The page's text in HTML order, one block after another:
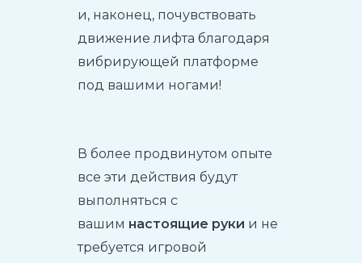
и, наконец, почувствовать
движение лифта благодаря
вибрирующей платформе
под вашими ногами!
В более продвинутом опыте
все эти действия будут
выполняться с
вашим настоящие руки и не
требуется игровой